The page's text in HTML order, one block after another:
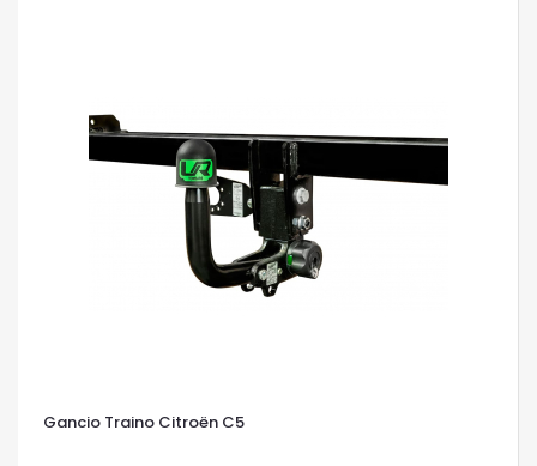
Gancio Traino Citroën C5